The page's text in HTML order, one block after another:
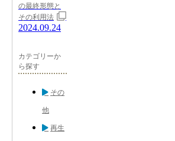
の最終形態と
その利用法
2024.09.24
カテゴリーか
ら探す
その
他
再生